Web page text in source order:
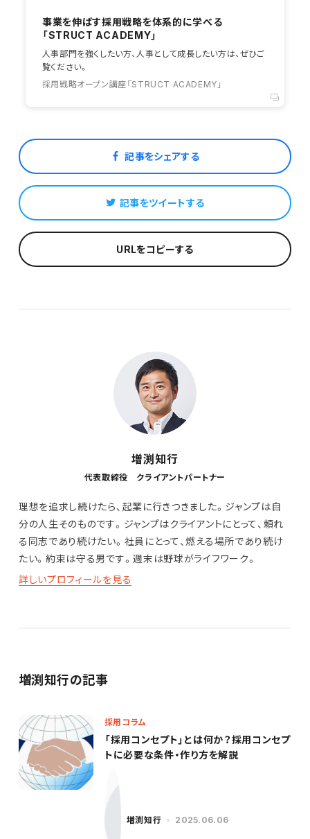
事業を伸ばす採用戦略を体系的に学べる
「STRUCT ACADEMY」
人事部門を強くしたい方、人事として成長したい方は、ぜひご
覧ください。
採用戦略オープン講座「STRUCT ACADEMY」
記事をシェアする
記事をツイートする
URLをコピーする
増渕知行
代表取締役 クライアントパートナー
理想を追求し続けたら、起業に行きつきました。ジャンプは自
分の人生そのものです。ジャンプはクライアントにとって、頼れ
る同志であり続けたい。社員にとって、燃える場所であり続け
たい。約束は守る男です。週末は野球がライフワーク。
詳しいプロフィールを見る
増渕知行の記事
採用コラム
「採用コンセプト」とは何か？採用コンセプ
トに必要な条件・作り方を解説
増渕知行 2025.06.06